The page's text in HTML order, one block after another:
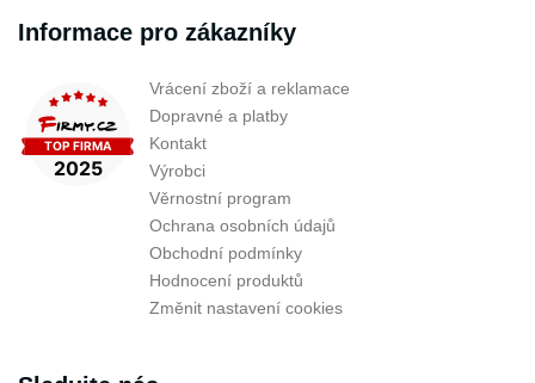
Informace pro zákazníky
Vrácení zboží a reklamace
Dopravné a platby
Kontakt
Výrobci
Věrnostní program
Ochrana osobních údajů
Obchodní podmínky
Hodnocení produktů
Změnit nastavení cookies